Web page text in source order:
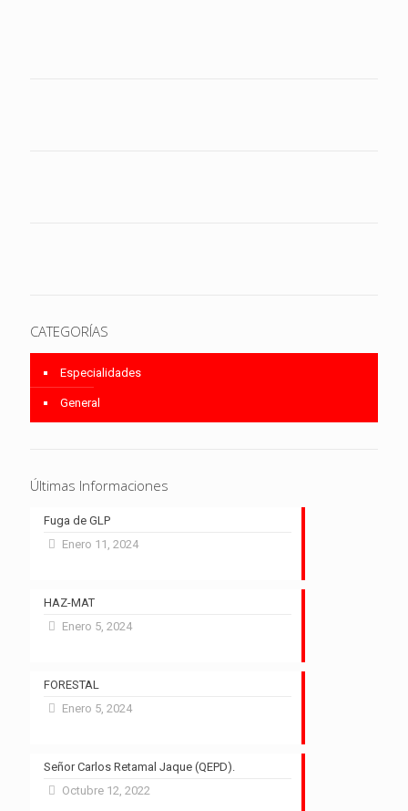
CATEGORÍAS
Especialidades
General
Últimas Informaciones
Fuga de GLP
Enero 11, 2024
HAZ-MAT
Enero 5, 2024
FORESTAL
Enero 5, 2024
Señor Carlos Retamal Jaque (QEPD).
Octubre 12, 2022